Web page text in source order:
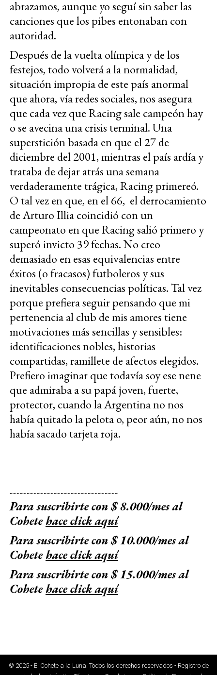
abrazamos, aunque yo seguí sin saber las
canciones que los pibes entonaban con
autoridad.
Después de la vuelta olímpica y de los
festejos, todo volverá a la normalidad,
situación impropia de este país anormal
que ahora, vía redes sociales, nos asegura
que cada vez que Racing sale campeón hay
o se avecina una crisis terminal. Una
superstición basada en que el 27 de
diciembre del 2001, mientras el país ardía y
trataba de dejar atrás una semana
verdaderamente trágica, Racing primereó.
O tal vez en que, en el 66, el derrocamiento
de Arturo Illia coincidió con un
campeonato en que Racing salió primero y
superó invicto 39 fechas. No creo
demasiado en esas equivalencias entre
éxitos (o fracasos) futboleros y sus
inevitables consecuencias políticas. Tal vez
porque prefiera seguir pensando que mi
pertenencia al club de mis amores tiene
motivaciones más sencillas y sensibles:
identificaciones nobles, historias
compartidas, ramillete de afectos elegidos.
Prefiero imaginar que todavía soy ese nene
que admiraba a su papá joven, fuerte,
protector, cuando la Argentina no nos
había quitado la pelota o, peor aún, no nos
había sacado tarjeta roja.
--------------------------------
Para suscribirte con $ 8.000/mes al
Cohetehace click aquí
Para suscribirte con $ 10.000/mes al
Cohetehace click aquí
Para suscribirte con $ 15.000/mes al
Cohetehace click aquí
© 2025 - El Cohete a la Luna. Todos los derechos reservados - Registro de